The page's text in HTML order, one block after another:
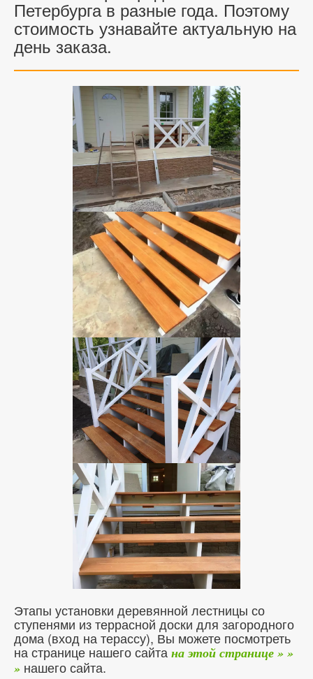
Петербурга в разные года. Поэтому
стоимость узнавайте актуальную на
день заказа.
Этапы установки деревянной лестницы со
ступенями из террасной доски для загородного
дома (вход на терассу), Вы можете посмотреть
на странице нашего сайта на этой странице » »
» нашего сайта.